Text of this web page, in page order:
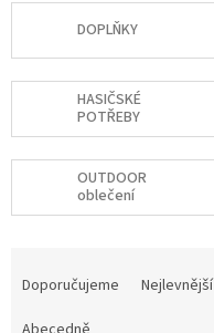
DOPLŇKY
HASIČSKÉ
POTŘEBY
OUTDOOR
oblečení
Doporučujeme Nejlevnější